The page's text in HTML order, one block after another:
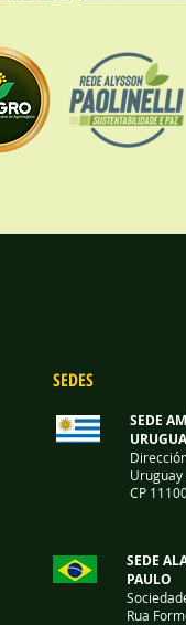
SEDES
SEDE
Uruguay
CP
SEDE
PAULO
Rua